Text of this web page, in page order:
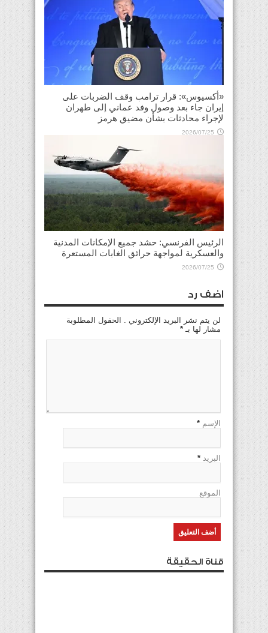
«أكسيوس»: قرار ترامب وقف الضربات على
إيران جاء بعد وصول وفد عماني إلى طهران
لإجراء محادثات بشأن مضيق هرمز
2026/07/25
الرئيس الفرنسي: حشد جميع الإمكانات المدنية
والعسكرية لمواجهة حرائق الغابات المستعرة
2026/07/25
اضف رد
لن يتم نشر البريد الإلكتروني . الحقول المطلوبة
مشار لها بـ *
الإسم *
البريد *
الموقع
قناة الحقيقة